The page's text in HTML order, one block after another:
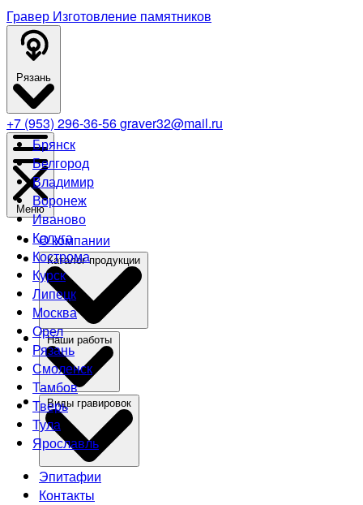
Гравер Изготовление памятников
Рязань
Брянск
Белгород
Владимир
Воронеж
Иваново
Калуга
Кострома
Курск
Липецк
Москва
Орел
Рязань
Смоленск
Тамбов
Тверь
Тула
Ярославль
+7 (953) 296-36-56graver32@mail.ru
Меню
О компании
Эпитафии
Контакты